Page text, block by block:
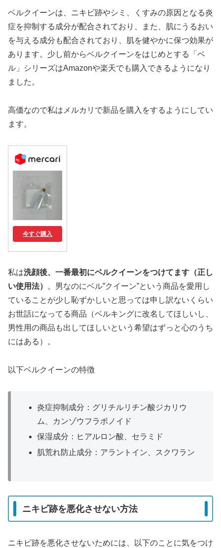
ベルクイーンは、ニキビ跡やシミ、くすみの原因となる炎
症を抑制する成分が配合されており、また、肌にうるおい
を与える成分も配合されており、肌を健やかに保つ効果が
あります。少し前からベルクイーンをはじめとする「ベ
ル」シリーズはAmazonや楽天でも購入できるようになり
ました。
高価なので私はメルカリで新品を購入をするようにしてい
ます。
今すぐ購入
私は洗顔後、一番最初にベルクイーンをつけてます（正し
い使用法） 。男なのにベル”クイーン”という商品を愛用し
ていることが少し恥ずかしいと思っては申し訳ないくらい
お世話になってる商品（ベルキングに改名してほしいし、
男性用の商品も出してほしいという希望はずっと心のうち
にはある）。
以下ベルクイーンの特徴
炎症抑制成分：グリチルリチン酸ジカリウ
ム、カンゾウフラボノイド
保湿成分：ヒアルロン酸、セラミド
肌荒れ防止成分：アラントイン、スクワラン
ニキビ跡を悪化させない方法
ニキビ跡を悪化させないためには、以下のことに気をつけ